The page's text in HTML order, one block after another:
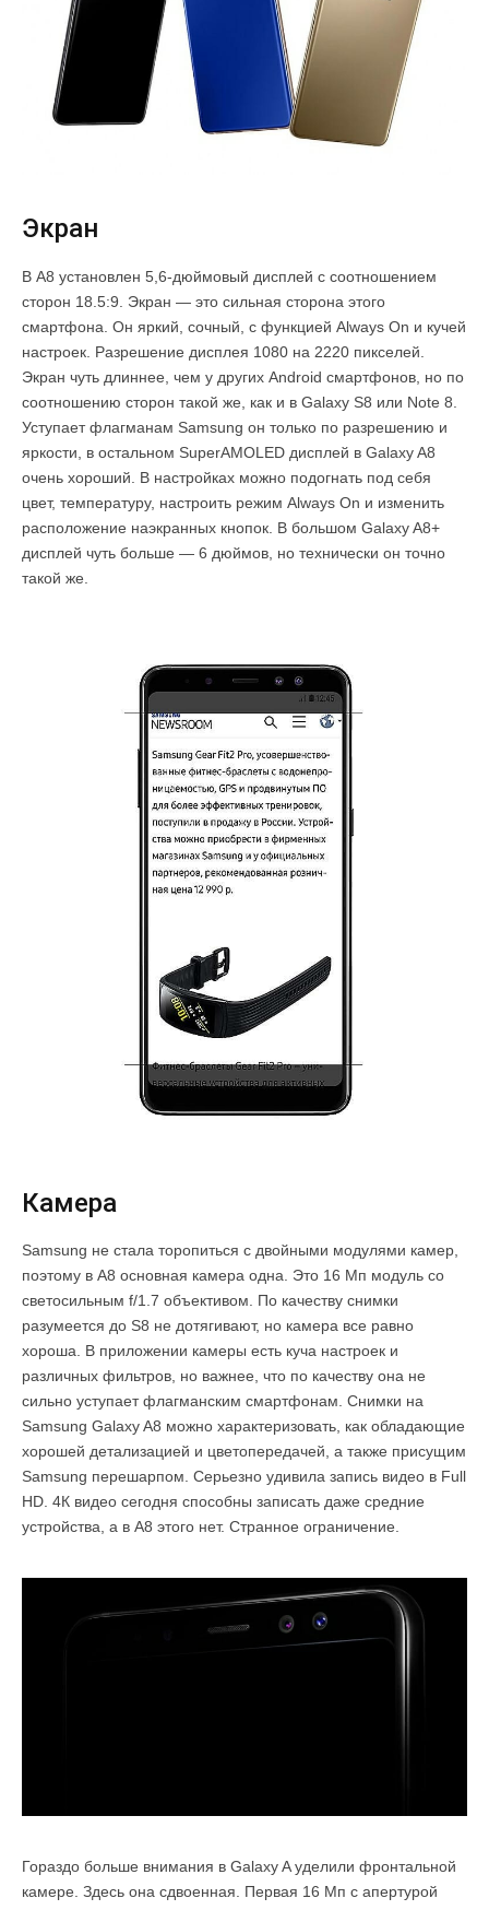
Экран
В A8 установлен 5,6-дюймовый дисплей с соотношением
сторон 18.5:9. Экран — это сильная сторона этого
смартфона. Он яркий, сочный, с функцией Always On и кучей
настроек. Разрешение дисплея 1080 на 2220 пикселей.
Экран чуть длиннее, чем у других Android смартфонов, но по
соотношению сторон такой же, как и в Galaxy S8 или Note 8.
Уступает флагманам Samsung он только по разрешению и
яркости, в остальном SuperAMOLED дисплей в Galaxy A8
очень хороший. В настройках можно подогнать под себя
цвет, температуру, настроить режим Always On и изменить
расположение наэкранных кнопок. В большом Galaxy A8+
дисплей чуть больше — 6 дюймов, но технически он точно
такой же.
Камера
Samsung не стала торопиться с двойными модулями камер,
поэтому в A8 основная камера одна. Это 16 Мп модуль со
светосильным f/1.7 объективом. По качеству снимки
разумеется до S8 не дотягивают, но камера все равно
хороша. В приложении камеры есть куча настроек и
различных фильтров, но важнее, что по качеству она не
сильно уступает флагманским смартфонам. Снимки на
Samsung Galaxy A8 можно характеризовать, как обладающие
хорошей детализацией и цветопередачей, а также присущим
Samsung перешарпом. Серьезно удивила запись видео в Full
HD. 4К видео сегодня способны записать даже средние
устройства, а в A8 этого нет. Странное ограничение.
Гораздо больше внимания в Galaxy A уделили фронтальной
камере. Здесь она сдвоенная. Первая 16 Мп с апертурой